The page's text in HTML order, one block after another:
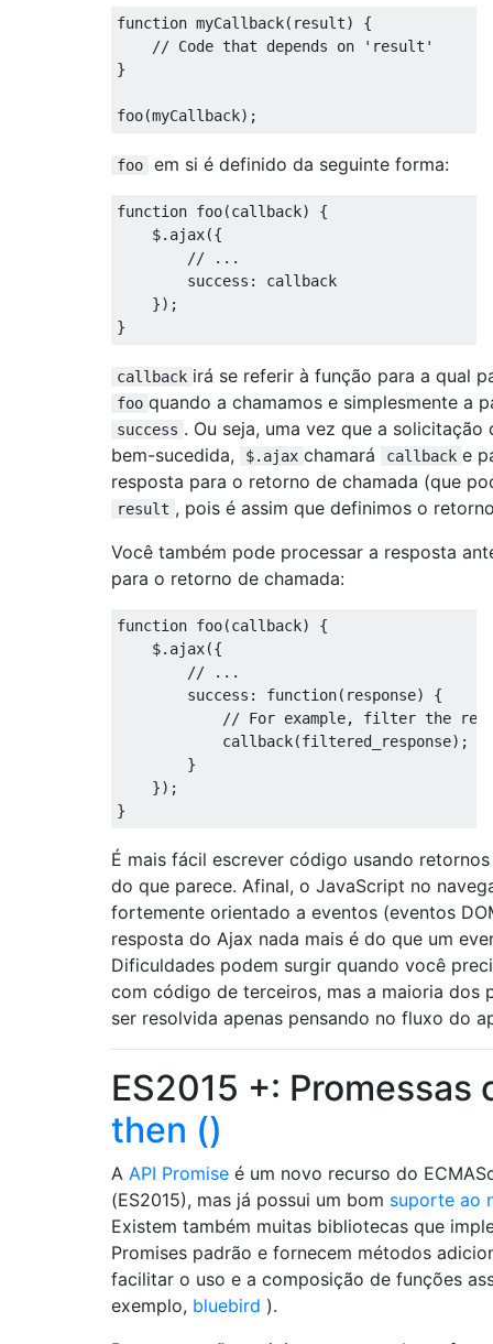
function myCallback( result)
{
// Code that depends on 'result'
}
foo(myCallback);
foo em si é definido da seguinte forma:
function foo(callback)
{
    $
. ajax({
// ...
        success
:
callback
});
}
callback irá se referir à função para a qual
foo quando a chamamos e simplesmente a
success . Ou seja, uma vez que a solicitação
bem-sucedida,
$.ajax chamará callback e
resposta para o retorno de chamada (que
result , pois é assim que definimos o
Você também pode processar a resposta
para o retorno de chamada:
function foo(callback)
{
    $
. ajax({
// ...
        success
: function( response)
{
// For example, filter the
            callback
(filtered_response);
}
});
}
É mais fácil escrever código usando
do que parece. Afinal, o JavaScript no
fortemente orientado a eventos (eventos
resposta do Ajax nada mais é do que um
Dificuldades podem surgir quando você
com código de terceiros, mas a maioria dos
ser resolvida apenas pensando no fluxo do
ES2015 +: Promessas
then ()
A API Promise é um novo recurso do
(ES2015), mas já possui um bom suporte ao
Existem também muitas bibliotecas que
Promises padrão e fornecem métodos
facilitar o uso e a composição de funções
exemplo, bluebird ).